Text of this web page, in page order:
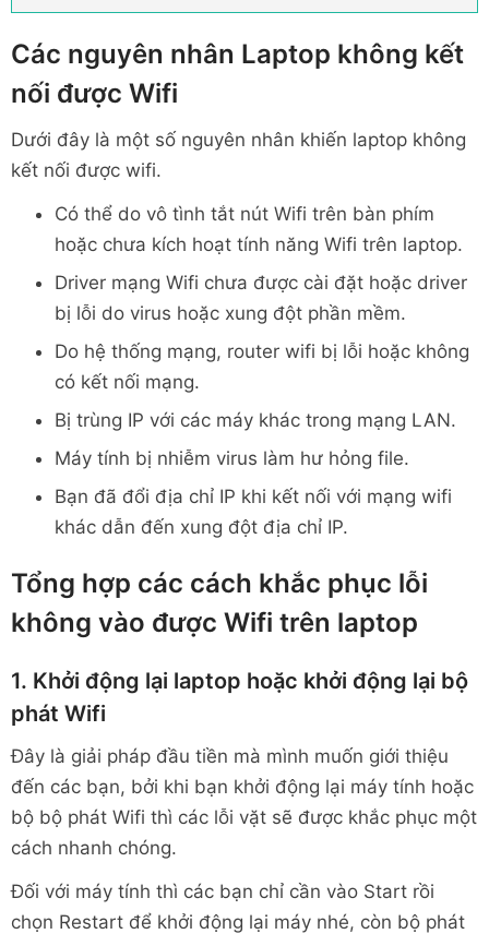
Các nguyên nhân Laptop không kết
nối được Wifi
Dưới đây là một số nguyên nhân khiến laptop không
kết nối được wifi.
Có thể do vô tình tắt nút Wifi trên bàn phím
hoặc chưa kích hoạt tính năng Wifi trên laptop.
Driver mạng Wifi chưa được cài đặt hoặc driver
bị lỗi do virus hoặc xung đột phần mềm.
Do hệ thống mạng, router wifi bị lỗi hoặc không
có kết nối mạng.
Bị trùng IP với các máy khác trong mạng LAN.
Máy tính bị nhiễm virus làm hư hỏng file.
Bạn đã đổi địa chỉ IP khi kết nối với mạng wifi
khác dẫn đến xung đột địa chỉ IP.
Tổng hợp các cách khắc phục lỗi
không vào được Wifi trên laptop
1. Khởi động lại laptop hoặc khởi động lại bộ
phát Wifi
Đây là giải pháp đầu tiền mà mình muốn giới thiệu
đến các bạn, bởi khi bạn khởi động lại máy tính hoặc
bộ bộ phát Wifi thì các lỗi vặt sẽ được khắc phục một
cách nhanh chóng.
Đối với máy tính thì các bạn chỉ cần vào Start rồi
chọn Restart để khởi động lại máy nhé, còn bộ phát